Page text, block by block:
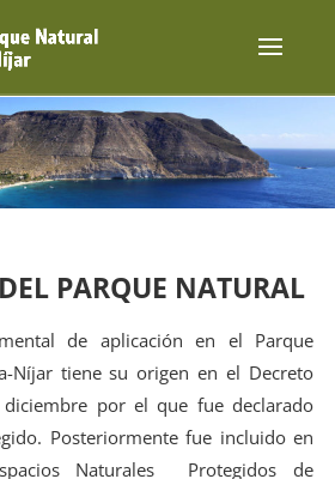
PARQUE NATURAL
de aplicación en el Parque
Níjar tiene su origen en el Decreto
por el que fue declarado
Posteriormente fue incluido en
Naturales Protegidos de